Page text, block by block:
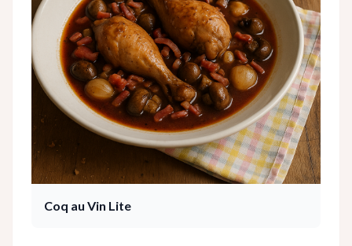
Coq au Vin Lite